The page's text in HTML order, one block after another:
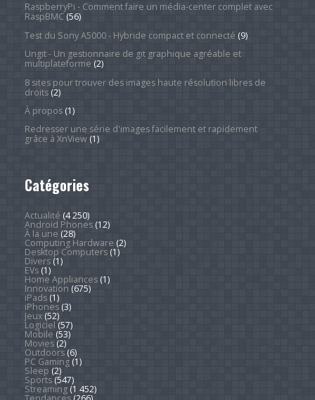
RaspberryPi - Comment faire un média-center complet avec
RaspBMC(56)
Test du Sony A5000 - Hybride compact et connecté (9)
Ungit - Un gestionnaire de git graphique agréable et
multiplateforme (2)
8 sites pour trouver des images haute résolution libres de
droits(2)
À propos(1)
Redresser une série d'images facilement et rapidement
grâce à XnView(1)
Catégories
Actualité (4 250)
Android Phones(12)
À la une (28)
Computing Hardware (2)
Desktop Computers(1)
Divers(1)
EVs(1)
Home Appliances(1)
Innovation (675)
iPads(1)
iPhones(3)
Jeux(52)
Logiciel (57)
Mobile (53)
Movies(2)
Outdoors(6)
PC Gaming(1)
Sleep (2)
Sports(547)
Streaming(1 452)